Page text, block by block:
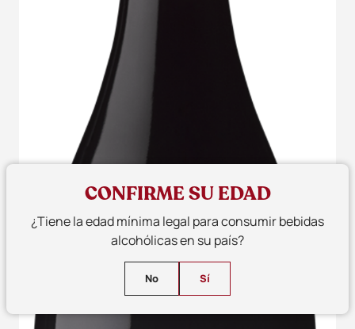
CONFIRME SU EDAD
¿Tiene la edad mínima legal para consumir bebidas
alcohólicas en su país?
No Sí